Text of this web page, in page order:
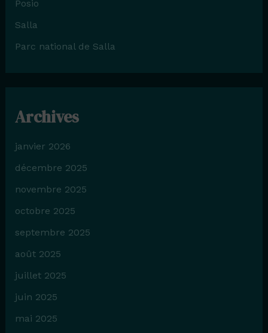
Posio
Salla
Parc national de Salla
Archives
janvier 2026
décembre 2025
novembre 2025
octobre 2025
septembre 2025
août 2025
juillet 2025
juin 2025
mai 2025